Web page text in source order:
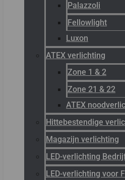
Palazzoli
Fellowlight
Luxon
ATEX verlichting
Zone 1 & 2
Zone 21 & 22
ATEX
Hittebestendige
Magazijn verlichting
LED-verlichting
LED-verlichting voor